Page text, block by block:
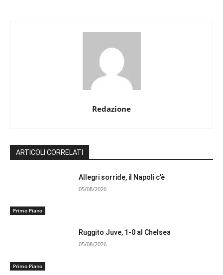
Redazione
ARTICOLI CORRELATI
Primo Piano
Allegri sorride, il Napoli c’è
05/08/2026
Primo Piano
Ruggito Juve, 1-0 al Chelsea
05/08/2026